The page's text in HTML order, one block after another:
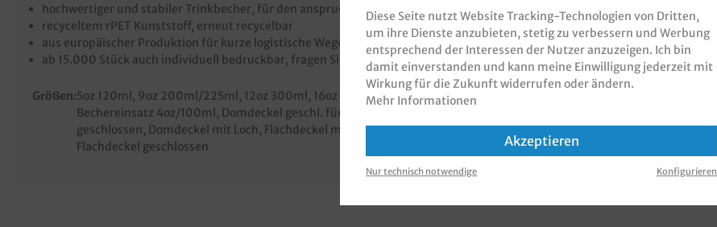
hochwertiger und stabiler Trinkbecher, für den anspruchsvolleren Einsatz
recyceltem rPET Kunststoff, erneut recycelbar
aus europäischer Produktion für kurze logistische Wege und weniger CO² Verbrauch
ab 15.000 Stück auch individuell bedruckbar, fragen Sie unseren Kundenservice nach einem Angebot
Größen:5oz 120ml , 9oz 200ml/225ml , 12oz 300ml , 16oz 400ml, 20oz 500ml,
Bechereinsatz 4oz/100ml
, Domdeckel geschl. für Zwischendeckel
geschlossen , Domdeckel mit Loch , Flachdeckel mit Kreuzschlitz, Zwischendeckel /
Flachdeckel geschlossen
Diese Seite nutzt Website Tracking-Technologien von Dritten,
um ihre Dienste anzubieten, stetig zu verbessern und Werbung
entsprechend der Interessen der Nutzer anzuzeigen. Ich bin
damit einverstanden und kann meine Einwilligung jederzeit mit
Wirkung für die Zukunft widerrufen oder ändern.
Mehr Informationen
Akzeptieren
Nur technisch notwendige Konfigurieren